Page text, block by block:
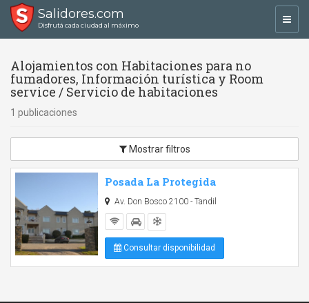
Salidores.com
Disfrutá cada ciudad al máximo
Alojamientos con Habitaciones para no
fumadores, Información turística y Room
service / Servicio de habitaciones
1 publicaciones
Mostrar filtros
Posada La Protegida
Av. Don Bosco 2100 - Tandil
Consultar disponibilidad